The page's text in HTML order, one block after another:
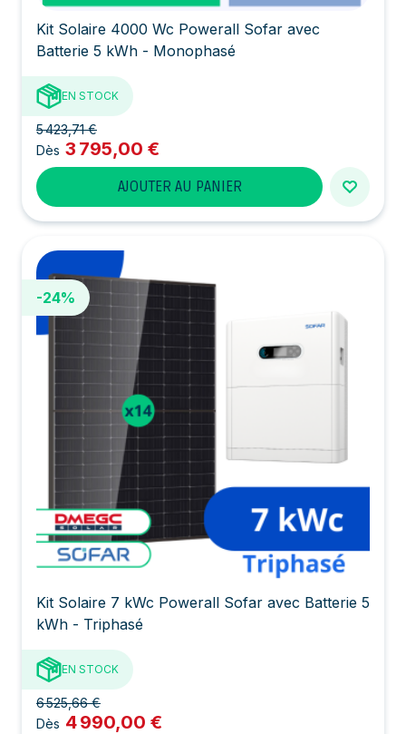
Kit Solaire 4000 Wc Powerall Sofar avec
Batterie 5 kWh - Monophasé
EN STOCK
5 423,71 €
Dès 3 795,00 €
AJOUTER AU PANIER
-24%
Kit Solaire 7 kWc Powerall Sofar avec Batterie 5
kWh - Triphasé
EN STOCK
6 525,66 €
Dès 4 990,00 €